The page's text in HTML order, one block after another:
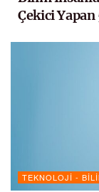
Çekici
TEKNOLOJI -